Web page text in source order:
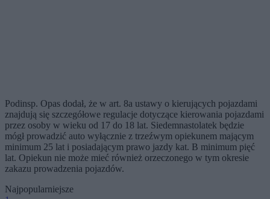
Podinsp. Opas dodał, że w art. 8a ustawy o kierujących pojazdami
znajdują się szczegółowe regulacje dotyczące kierowania pojazdami
przez osoby w wieku od 17 do 18 lat. Siedemnastolatek będzie
mógł prowadzić auto wyłącznie z trzeźwym opiekunem mającym
minimum 25 lat i posiadającym prawo jazdy kat. B minimum pięć
lat. Opiekun nie może mieć również orzeczonego w tym okresie
zakazu prowadzenia pojazdów.
Najpopularniejsze